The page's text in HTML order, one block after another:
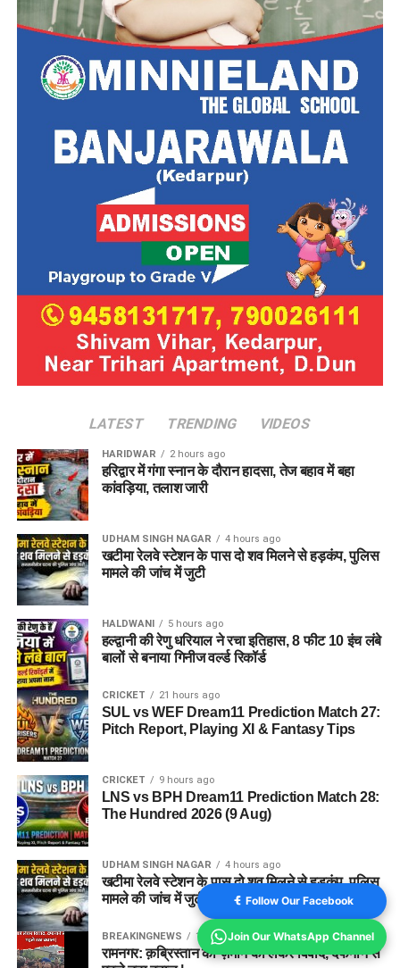
LATEST TRENDING VIDEOS
HARIDWAR 2 hours ago
हरिद्वार में गंगा स्नान के दौरान हादसा, तेज बहाव में बहा
कांवड़िया, तलाश जारी
UDHAM SINGH NAGAR 4 hours ago
खटीमा रेलवे स्टेशन के पास दो शव मिलने से हड़कंप, पुलिस
मामले की जांच में जुटी
HALDWANI 5 hours ago
हल्द्वानी की रेणु धरियाल ने रचा इतिहास, 8 फीट 10 इंच लंबे
बालों से बनाया गिनीज वर्ल्ड रिकॉर्ड
CRICKET 21 hours ago
SUL vs WEF Dream11 Prediction Match 27:
Pitch Report, Playing XI & Fantasy Tips
CRICKET 9 hours ago
LNS vs BPH Dream11 Prediction Match 28:
The Hundred 2026 (9 Aug)
UDHAM SINGH NAGAR 4 hours ago
खटीमा रेलवे स्टेशन के पास दो शव मिलने से हड़कंप, पुलिस
मामले की जांच में जुटी
BREAKINGNEWS 1 year ago
रामनगर: क़ब्रिस्तान की ज़मीन को लेकर विवाद, दफनाने से
Follow Our Facebook
Join Our WhatsApp Channel